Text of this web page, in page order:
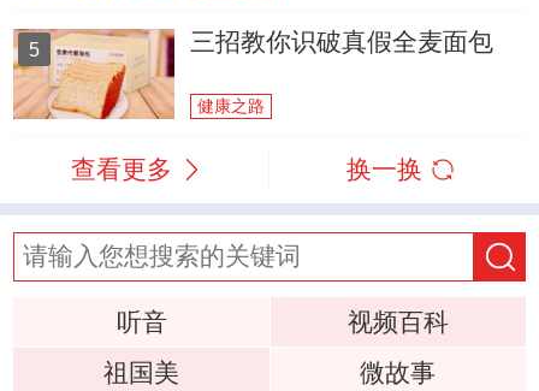
5 三招教你识破真假全麦面包
健康之路
查看更多 换一换
听音
视频百科
祖国美
微故事